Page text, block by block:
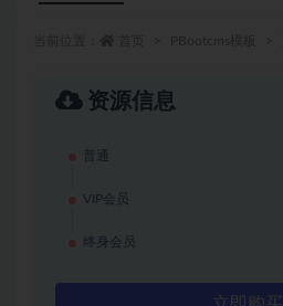
资源信息
普通
VIP会员
终身会员